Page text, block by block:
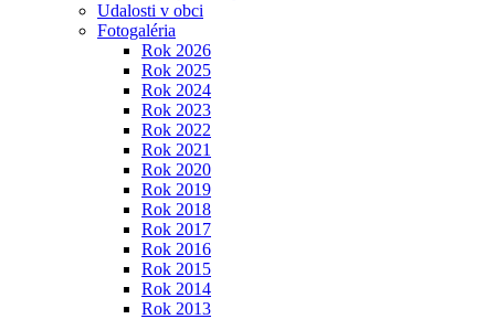
Udalosti v obci
Fotogaléria
Rok 2026
Rok 2025
Rok 2024
Rok 2023
Rok 2022
Rok 2021
Rok 2020
Rok 2019
Rok 2018
Rok 2017
Rok 2016
Rok 2015
Rok 2014
Rok 2013